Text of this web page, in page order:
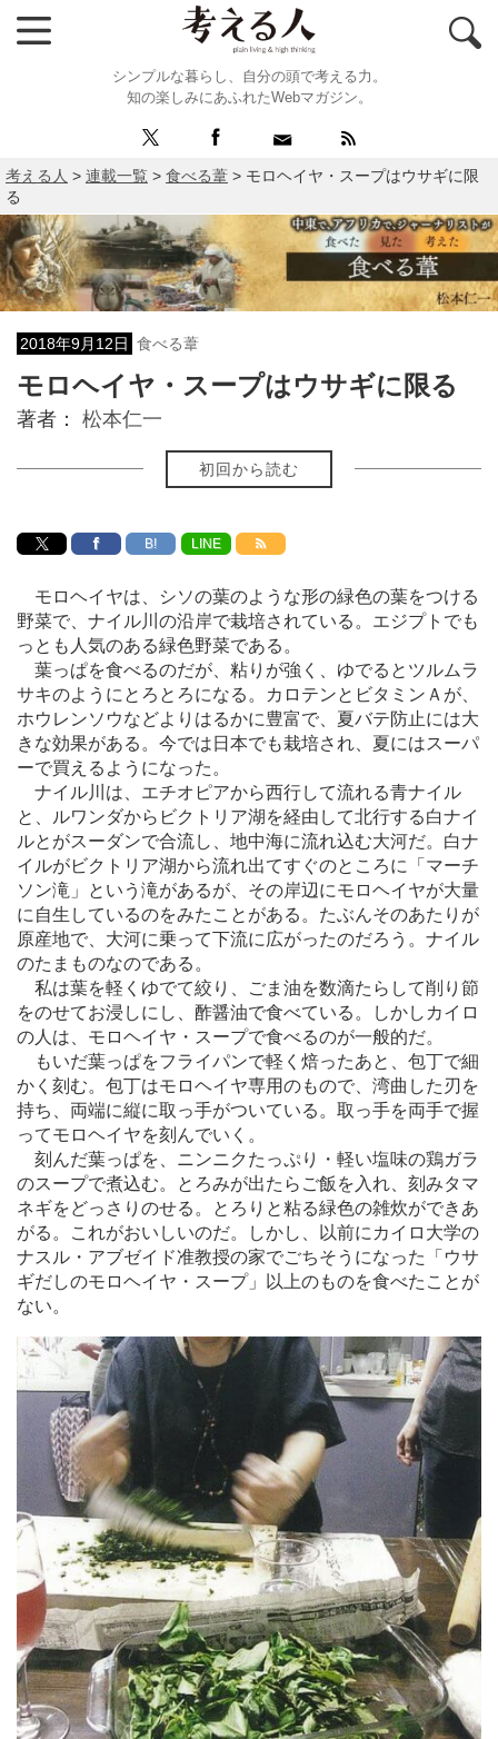
シンプルな暮らし、自分の頭で考える力。
知の楽しみにあふれたWebマガジン。
考える人 > 連載一覧 > 食べる葦 > モロヘイヤ・スープはウサギに限
る
2018年9月12日 食べる葦
モロヘイヤ・スープはウサギに限る
著者： 松本仁一
初回から読む
B! LINE
モロヘイヤは、シソの葉のような形の緑色の葉をつける
野菜で、ナイル川の沿岸で栽培されている。エジプトでも
っとも人気のある緑色野菜である。
葉っぱを食べるのだが、粘りが強く、ゆでるとツルムラ
サキのようにとろとろになる。カロテンとビタミンＡが、
ホウレンソウなどよりはるかに豊富で、夏バテ防止には大
きな効果がある。今では日本でも栽培され、夏にはスーパ
ーで買えるようになった。
ナイル川は、エチオピアから西行して流れる青ナイル
と、ルワンダからビクトリア湖を経由して北行する白ナイ
ルとがスーダンで合流し、地中海に流れ込む大河だ。白ナ
イルがビクトリア湖から流れ出てすぐのところに「マーチ
ソン滝」という滝があるが、その岸辺にモロヘイヤが大量
に自生しているのをみたことがある。たぶんそのあたりが
原産地で、大河に乗って下流に広がったのだろう。ナイル
のたまものなのである。
私は葉を軽くゆでて絞り、ごま油を数滴たらして削り節
をのせてお浸しにし、酢醤油で食べている。しかしカイロ
の人は、モロヘイヤ・スープで食べるのが一般的だ。
もいだ葉っぱをフライパンで軽く焙ったあと、包丁で細
かく刻む。包丁はモロヘイヤ専用のもので、湾曲した刃を
持ち、両端に縦に取っ手がついている。取っ手を両手で握
ってモロヘイヤを刻んでいく。
刻んだ葉っぱを、ニンニクたっぷり・軽い塩味の鶏ガラ
のスープで煮込む。とろみが出たらご飯を入れ、刻みタマ
ネギをどっさりのせる。とろりと粘る緑色の雑炊ができあ
がる。これがおいしいのだ。しかし、以前にカイロ大学の
ナスル・アブゼイド准教授の家でごちそうになった「ウサ
ギだしのモロヘイヤ・スープ」以上のものを食べたことが
ない。